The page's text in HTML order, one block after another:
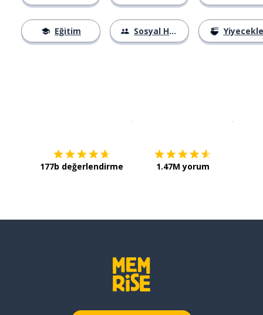
Eğitim Sosyal Hayat
177b değerlendirme 1.47M yorum